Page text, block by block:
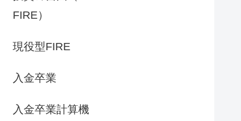
FIRE）
現役型FIRE
入金卒業
入金卒業計算機